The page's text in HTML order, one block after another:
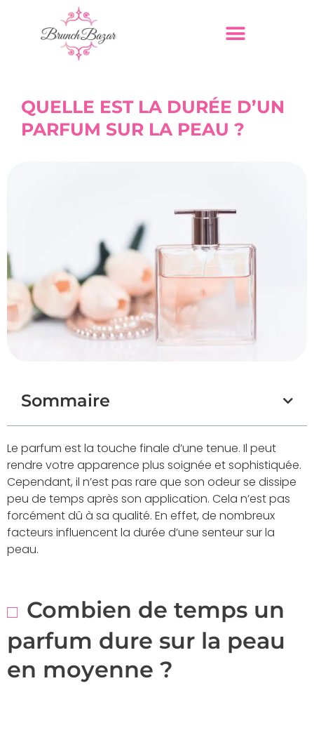
QUELLE EST LA DURÉE D’UN
PARFUM SUR LA PEAU ?
Sommaire
Le parfum est la touche finale d’une tenue. Il peut
rendre votre apparence plus soignée et sophistiquée.
Cependant, il n’est pas rare que son odeur se dissipe
peu de temps après son application. Cela n’est pas
forcément dû à sa qualité. En effet, de nombreux
facteurs influencent la durée d’une senteur sur la
peau.
Combien de temps un
parfum dure sur la peau
en moyenne ?